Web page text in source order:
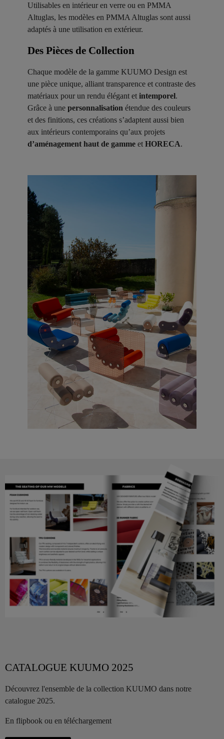
Utilisables en intérieur en verre ou en PMMA
Altuglas, les modèles en PMMA Altuglas sont aussi
adaptés à une utilisation en extérieur.
Des Pièces de Collection ​
Chaque modèle de la gamme KUUMO Design est
une pièce unique, alliant transparence et contraste des
matériaux pour un rendu élégant et intemporel.
Grâce à une personnalisation étendue des couleurs
et des finitions, ces créations s’adaptent aussi bien
aux intérieurs contemporains qu’aux projets
d’aménagement haut de gamme et HORECA.
CATALOGUE KUUMO 2025
Découvrez l'ensemble de la collection KUUMO dans notre
catalogue 2025.
En flipbook ou en téléchargement